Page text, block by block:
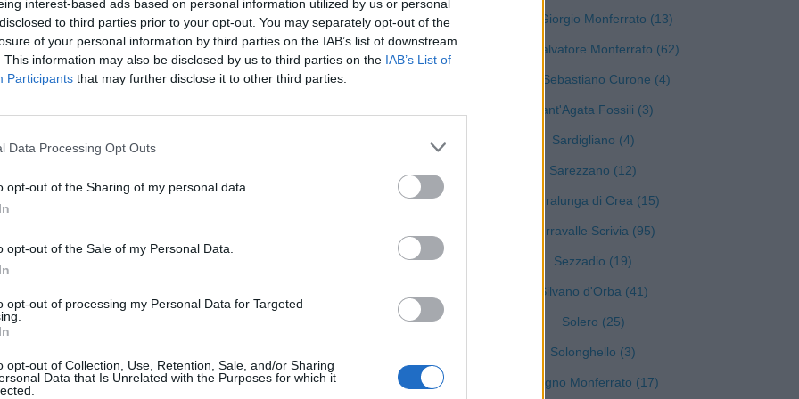
interest-based ads based on personal information utilized by us or personal
to third parties prior to your opt-out. You may separately opt-out of the
of your personal information by third parties on the IAB’s list of downstream
This information may also be disclosed by us to third parties on the IAB’s List of
Participants that may further disclose it to other third parties.
Data Processing Opt Outs
opt-out of the Sharing of my personal data.
opt-out of the Sale of my Personal Data.
opt-out of processing my Personal Data for Targeted
opt-out of Collection, Use, Retention, Sale, and/or Sharing
Data that Is Unrelated with the Purposes for which it
Cella Monte (5)
Cereseto (5)
Cerreto Grue (1)
Fabbrica Curone (4)
Fraconalto (6)
Montecastello (2)
Montechiaro d'Acqui (14)
Montegioco (4)
Odalengo Piccolo (3)
San Giorgio Monferrato (13)
San Salvatore Monferrato (62)
San Sebastiano Curone (4)
Sant'Agata Fossili (3)
Sardigliano (4)
Sarezzano (12)
Serralunga di Crea (15)
Serravalle Scrivia (95)
Sezzadio (19)
Silvano d'Orba (41)
Solero (25)
Solonghello (3)
Spigno Monferrato (17)